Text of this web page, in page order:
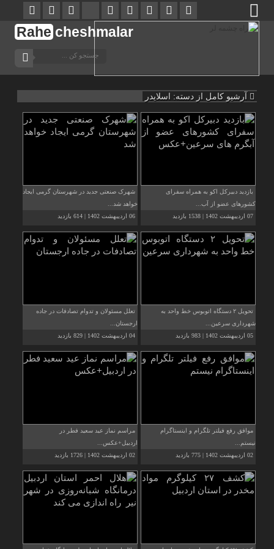
Rahe cheshmalar
آرشیو کامل از دسته: اسلایدر
بازدید دبیرکل اکو به همراه سفرای
کشورهای عضو از آب...
07 اردیبهشت 1402 | 1538 بازدید
شهرک صنعتی جدید در شهرستان گرمی ایجاد
خواهد شد...
06 اردیبهشت 1402 | 614 بازدید
تحویل ۲ دستگاه اتوبوس خط واحد به
شهرداری سرعین...
05 اردیبهشت 1402 | 983 بازدید
تعلل مسئولان و تدوام تصادفات در جاده
ارجستان...
04 اردیبهشت 1402 | 829 بازدید
موافق رفع فیلتر تلگرام و اینستاگرام
نیستم...
02 اردیبهشت 1402 | 775 بازدید
مراسم نماز عید سعید فطر در
اردبیل+عکس...
02 اردیبهشت 1402 | 1726 بازدید